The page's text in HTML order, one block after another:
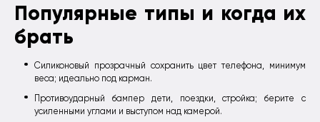
Популярные типы и когда их
брать
Силиконовый прозрачный сохранить цвет телефона, минимум
веса; идеально под карман.
Противоударный бампер дети, поездки, стройка; берите с
усиленными углами и выступом над камерой.